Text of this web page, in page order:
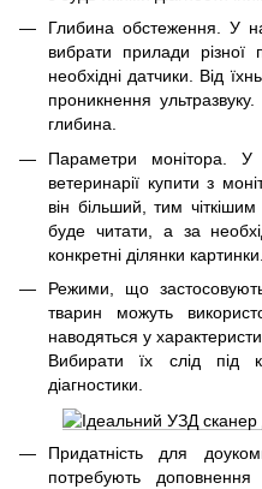
Глибина обстеження. У
вибрати прилади різної
необхідні датчики. Від
проникнення
глибина.
Параметри монітора.
ветеринарії купити з
він більший, тим
буде читати, а за
конкретні ділянки картинки.
Режими, що
тварин можуть
наводяться у
Вибирати їх слід під
діагностики.
Придатність для
потребують